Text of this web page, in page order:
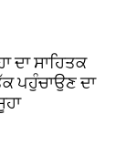
ਦਾ ਸਾਹਿਤਕ
ਪਹੁੰਚਾਉਣ ਦਾ